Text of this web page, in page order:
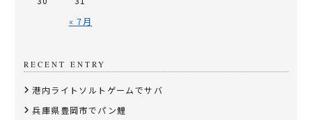
« 7月
RECENT ENTRY
港内ライトソルトゲームでサバ
兵庫県豊岡市でパン鯉